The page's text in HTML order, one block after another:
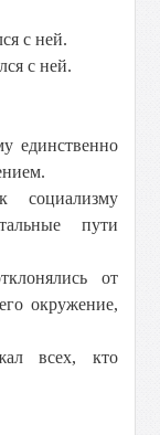
с ней.
с ней.
единственно
пути
от
окружение,
всех, кто